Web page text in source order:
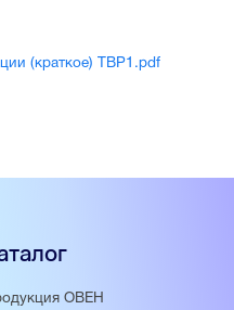
(краткое) ТВР1.pdf
ОВЕН